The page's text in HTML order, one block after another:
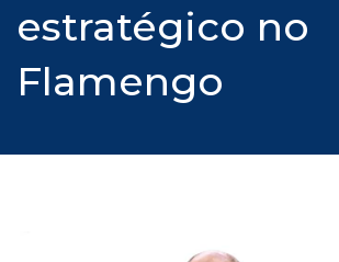
estratégico no
Flamengo